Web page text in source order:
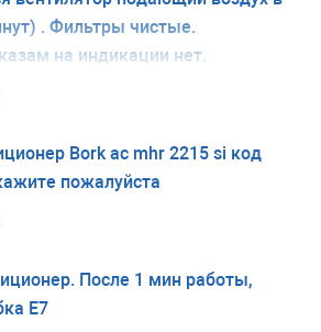
. Фильтры чистые.
на индикации нет.
Bork ac mhr 2215 si код
пожалуйста
После 1 мин работы,
Е7